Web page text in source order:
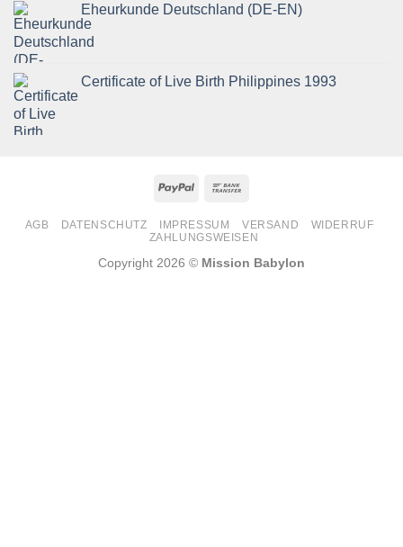
Eheurkunde Deutschland (DE-EN)
Certificate of Live Birth Philippines 1993
PayPal
AGB DATENSCHUTZ IMPRESSUM VERSAND
WIDERRUF
ZAHLUNGSWEISEN
Copyright 2026 © Mission Babylon